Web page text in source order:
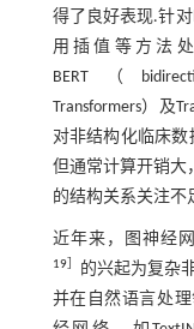
得了良好表现.针
用插值等方法
BERT（
Transformers）及
对非结构化临床数
但通常计算开销大
的结构关系关注不
近年来，图神经网
19］
的兴起为复杂
并在自然语言处